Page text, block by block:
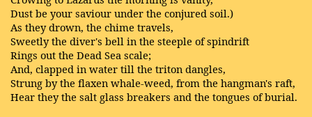
Dust be your saviour under the conjured soil.)
As they drown, the chime travels,
Sweetly the diver's bell in the steeple of spindrift
Rings out the Dead Sea scale;
And, clapped in water till the triton dangles,
Strung by the flaxen whale-weed, from the hangman's raft,
Hear they the salt glass breakers and the tongues of burial.